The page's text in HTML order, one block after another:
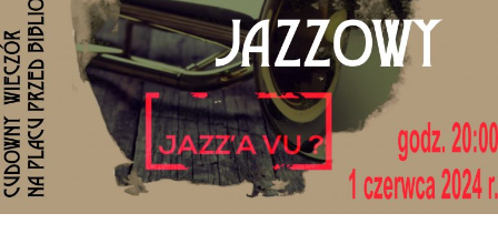
miejscowości od strony Świnoujścia, czyli tam
rozumiemy, że natężenie dźwięku wystarczyło do ich
instalacji, to na tym odcinku generują dokładnie ten sam
poziom dźwięku co tam. Sprawdzałyśmy, że odległość
naszych nieruchomości od drogi jest taka sama, a nawet
w stosunku do niektórych mniejsza niż tych, które są na
początku miejscowości chronione ekranami – mówi
Jolanta Podhajska.